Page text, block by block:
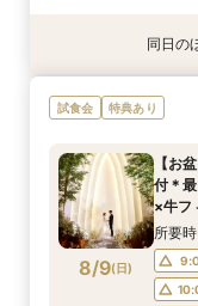
衣装試着 特
8/8
【ペ
婚式を
衣装試着 特
8/8
【ド
ドレス
同日の
試食会 特典あり
8/9(日)
【お
付＊
×牛フ
食付
所要